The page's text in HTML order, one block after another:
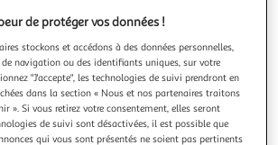
de protéger vos données !
stockons et accédons à des données personnelles,
de navigation ou des identifiants uniques, sur votre
"J'accepte", les technologies de suivi prendront en
dans la section « Nous et nos partenaires traitons
». Si vous retirez votre consentement, elles seront
de suivi sont désactivées, il est possible que
qui vous sont présentés ne soient pas pertinents